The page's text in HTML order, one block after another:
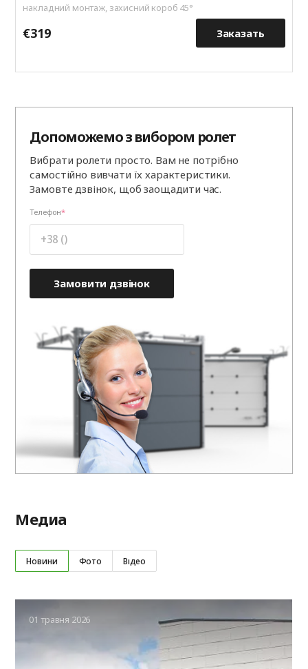
накладний монтаж, захисний короб 45°
€319 Заказать
Допоможемо з вибором ролет
Вибрати ролети просто. Вам не потрібно
самостійно вивчати їх характеристики.
Замовте дзвінок, щоб заощадити час.
Телефон
Замовити дзвінок
Медиа
Новини Фото Відео
01 травня 2026